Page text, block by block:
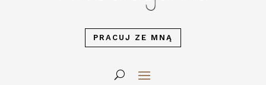
PRACUJ ZE MNĄ